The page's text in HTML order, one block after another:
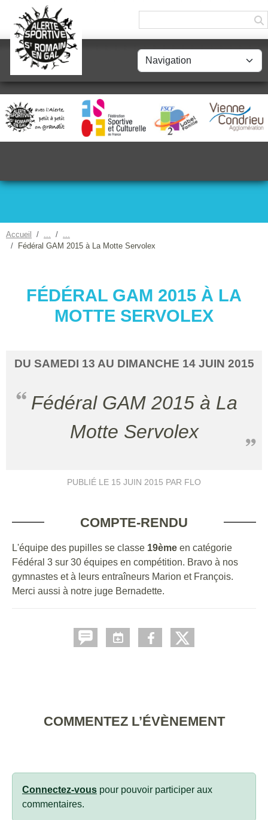
Accueil
Fédéral GAM 2015 à La Motte Servolex
FÉDÉRAL GAM 2015 À LA
MOTTE SERVOLEX
DU SAMEDI 13 AU DIMANCHE 14 JUIN 2015
Fédéral GAM 2015 à La
Motte Servolex
PUBLIÉ LE 15 JUIN 2015 PAR FLO
COMPTE-RENDU
L'équipe des pupilles se classe 19ème en catégorie
Fédéral 3 sur 30 équipes en compétition. Bravo à nos
gymnastes et à leurs entraîneurs Marion et François.
Merci aussi à notre juge Bernadette.
COMMENTEZ L’ÉVÈNEMENT
Connectez-vous pour pouvoir participer aux
commentaires.
Panneau de gestion des cookies